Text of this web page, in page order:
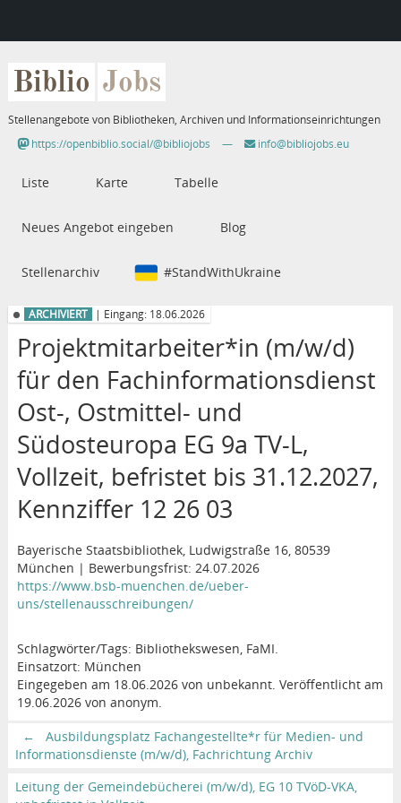
Biblio Jobs
Stellenangebote von Bibliotheken, Archiven und Informationseinrichtungen
https://openbiblio.social/@bibliojobs
— info@bibliojobs.eu
Liste Karte Tabelle
Neues Angebot eingeben Blog
Stellenarchiv #StandWithUkraine
ARCHIVIERT | Eingang: 18.06.2026
Projektmitarbeiter*in (m/w/d)
für den Fachinformationsdienst
Ost-, Ostmittel- und
Südosteuropa EG 9a TV-L,
Vollzeit, befristet bis 31.12.2027,
Kennziffer 12 26 03
Bayerische Staatsbibliothek, Ludwigstraße 16, 80539
München | Bewerbungsfrist: 24.07.2026
https://www.bsb-muenchen.de/ueber-
uns/stellenausschreibungen/
Schlagwörter/Tags: Bibliothekswesen, FaMI.
Einsatzort: München
Eingegeben am 18.06.2026 von unbekannt. Veröffentlicht am
19.06.2026 von anonym.
←
Ausbildungsplatz Fachangestellte*r für Medien- und
Informationsdienste (m/w/d), Fachrichtung Archiv
Leitung der Gemeindebücherei (m/w/d), EG 10 TVöD-VKA,